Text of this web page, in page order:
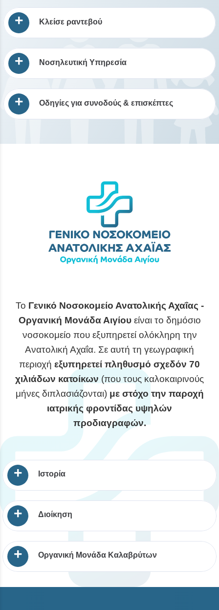
+ Κλείσε ραντεβού
+ Νοσηλευτική Υπηρεσία
+ Οδηγίες για συνοδούς & επισκέπτες
Το Γενικό Νοσοκομείο Ανατολικής Αχαΐας -
Οργανική Μονάδα Αιγίουείναι το δημόσιο
νοσοκομείο που εξυπηρετεί ολόκληρη την
Ανατολική Αχαΐα. Σε αυτή τη γεωγραφική
περιοχή εξυπηρετεί πληθυσμό σχεδόν 70
χιλιάδων κατοίκων (που τους καλοκαιρινούς
μήνες διπλασιάζονται) με στόχο την παροχή
ιατρικής φροντίδας υψηλών
προδιαγραφών.
+ Ιστορία
+ Διοίκηση
+ Οργανική Μονάδα Καλαβρύτων